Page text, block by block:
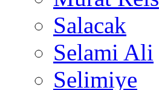
Salacak
Selami Ali
Selimiye